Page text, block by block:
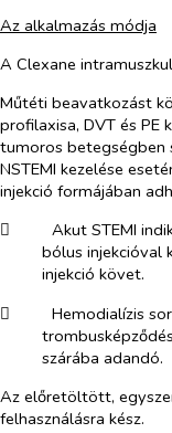
Az alkalmazás módja
A Clexane
Műtéti beavatkozást
profilaxisa, DVT és PE
tumoros betegségben
NSTEMI kezelése
injekció formájában
​
Akut STEMI
bólus injekcióval
injekció követ.
​
Hemodialízis
szárába adandó.
Az előretöltött,
felhasználásra kész.